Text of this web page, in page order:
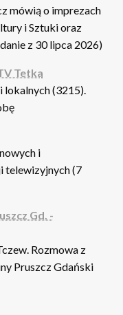
mówią o imprezach
i Sztuki oraz
z 30 lipca 2026)
Tetka
lokalnych (3215).
i
telewizyjnych (7
Gd. -
Rozmowa z
Pruszcz Gdański